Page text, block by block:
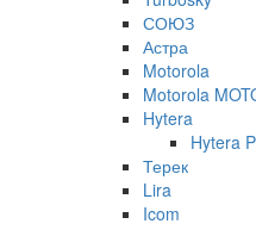
СОЮЗ
Астра
Motorola
Motorola
Hytera
Hytera
Терек
Lira
Icom